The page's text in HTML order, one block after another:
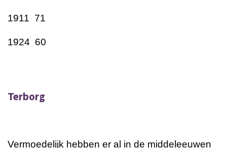
1911 71
1924 60
Terborg
Vermoedelijk hebben er al in de middeleeuwen